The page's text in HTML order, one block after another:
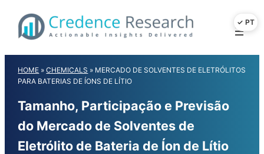
content
HOME »CHEMICALS » MERCADO DE SOLVENTES DE ELETRÓLITOS
PARA BATERIAS DE ÍONS DE LÍTIO
Tamanho, Participação e Previsão
do Mercado de Solventes de
Eletrólito de Bateria de Íon de Lítio